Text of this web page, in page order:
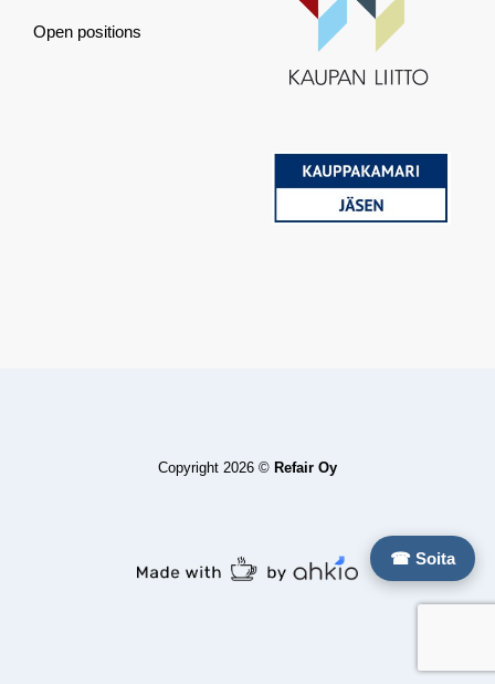
Open positions
☎ Soita
Copyright 2026 © Refair Oy